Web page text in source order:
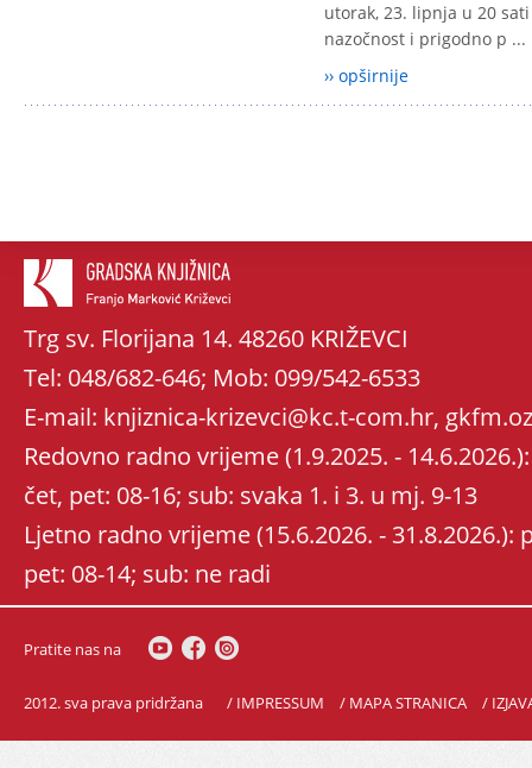
utorak, 23. lipnja u 20
nazočnost i prigodno p ...
›› opširnije
Trg sv. Florijana 14. 48260 KRIŽEVCI
Tel: 048/682-646; Mob: 099/542-6533
E-mail: knjiznica-krizevci@kc.t-com.hr,
Redovno radno vrijeme (1.9.2025. -
čet, pet: 08-16; sub: svaka 1. i 3. u mj. 9-13
Ljetno radno vrijeme (15.6.2026. - 31.8.2026.):
pet: 08-14; sub: ne radi
Pratite nas na
2012. sva prava pridržana / IMPRESSUM / MAPA STRANICA /